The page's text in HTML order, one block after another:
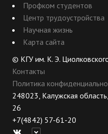
Профком студентов
Центр трудоустройства
Научная жизнь
Карта сайта
© КГУ им. К. Э.
Контакты
Политика
248023, Калужская
26
+7(4842) 57-61-20